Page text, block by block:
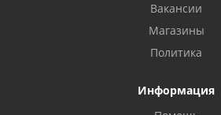
Вакансии
Магазины
Политика
Информация